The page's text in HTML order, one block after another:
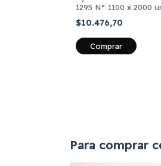
1295 N° 1100 x 2000
$10.476,70
Comprar
Para comprar